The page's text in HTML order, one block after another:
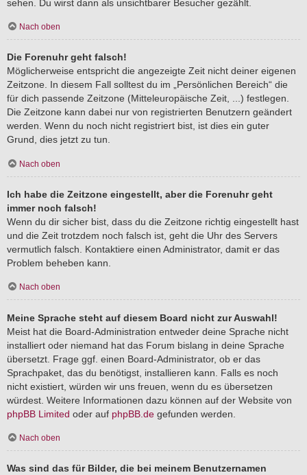
sehen. Du wirst dann als unsichtbarer Besucher gezählt.
Nach oben
Die Forenuhr geht falsch!
Möglicherweise entspricht die angezeigte Zeit nicht deiner eigenen
Zeitzone. In diesem Fall solltest du im „Persönlichen Bereich“ die
für dich passende Zeitzone (Mitteleuropäische Zeit, ...) festlegen.
Die Zeitzone kann dabei nur von registrierten Benutzern geändert
werden. Wenn du noch nicht registriert bist, ist dies ein guter
Grund, dies jetzt zu tun.
Nach oben
Ich habe die Zeitzone eingestellt, aber die Forenuhr geht
immer noch falsch!
Wenn du dir sicher bist, dass du die Zeitzone richtig eingestellt hast
und die Zeit trotzdem noch falsch ist, geht die Uhr des Servers
vermutlich falsch. Kontaktiere einen Administrator, damit er das
Problem beheben kann.
Nach oben
Meine Sprache steht auf diesem Board nicht zur Auswahl!
Meist hat die Board-Administration entweder deine Sprache nicht
installiert oder niemand hat das Forum bislang in deine Sprache
übersetzt. Frage ggf. einen Board-Administrator, ob er das
Sprachpaket, das du benötigst, installieren kann. Falls es noch
nicht existiert, würden wir uns freuen, wenn du es übersetzen
würdest. Weitere Informationen dazu können auf der Website von
phpBB Limited oder auf phpBB.de gefunden werden.
Nach oben
Was sind das für Bilder, die bei meinem Benutzernamen